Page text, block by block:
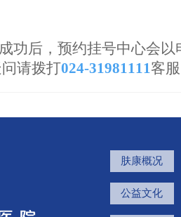
功后，预约挂号中心会
请拨打024-31981111客
肤康概况
公益文化